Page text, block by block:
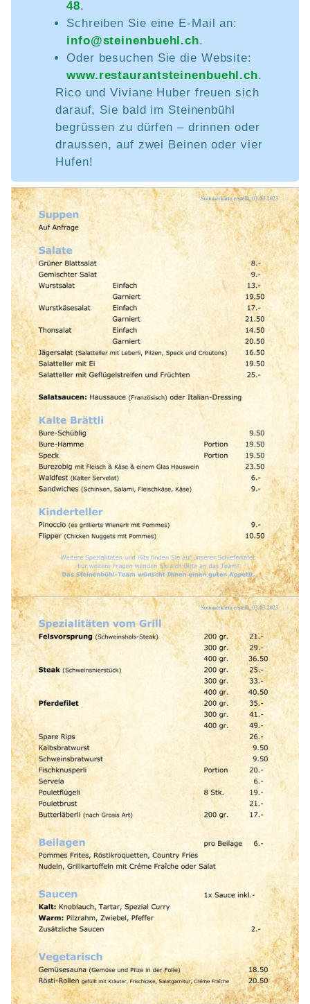
48.
Schreiben Sie eine E-Mail an:
info@steinenbuehl.ch.
Oder besuchen Sie die Website:
www.restaurantsteinenbuehl.ch.
Rico und Viviane Huber freuen sich
darauf, Sie bald im Steinenbühl
begrüssen zu dürfen – drinnen oder
draussen, auf zwei Beinen oder vier
Hufen!